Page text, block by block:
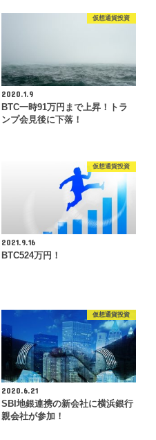
仮想通貨投資
2020.1.9
BTC一時91万円まで上昇！トラ
ンプ会見後に下落！
仮想通貨投資
2021.9.16
BTC524万円！
仮想通貨投資
2020.6.21
SBI地銀連携の新会社に横浜銀行
親会社が参加！